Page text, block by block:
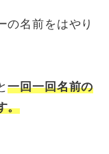
の名前をはやり
一回一回名前の
。